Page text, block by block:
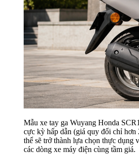
Mẫu xe tay ga Wuyang Honda
cực kỳ hấp dẫn (giá quy đổi chỉ hơn
thể sẽ trở thành lựa chọn thực dụng
các dòng xe máy điện cùng tầm giá.